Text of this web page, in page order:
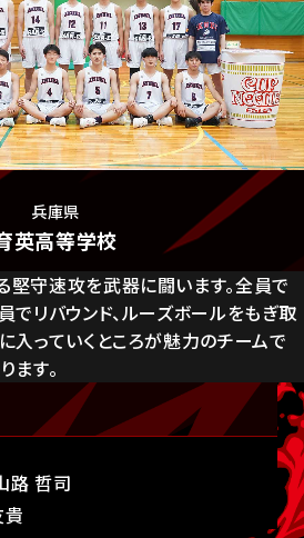
兵庫県
英高等学校
堅守速攻を武器に闘います。全員で
でリバウンド、ルーズボールをもぎ取
入っていくところが魅力のチームで
ます。
路 哲司
貴